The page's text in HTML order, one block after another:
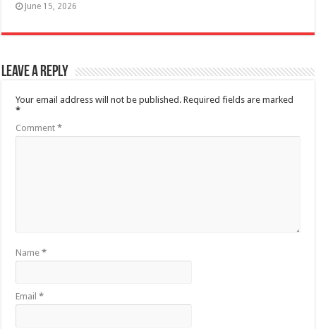
June 15, 2026
Leave a Reply
Your email address will not be published. Required fields are marked
*
Comment*
Name*
Email*